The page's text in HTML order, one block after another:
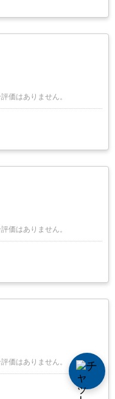
価はありません。
価はありません。
価はありません。